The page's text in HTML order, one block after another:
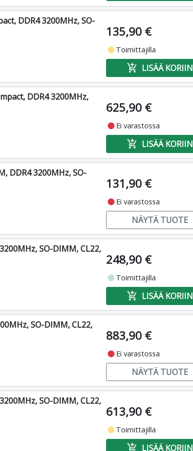
DDR4 3200MHz, SO-
135,90 €
fiber_manual_record Toimittajilla
add_shopping_cart LISÄÄ KORIIN
DDR4 3200MHz,
625,90 €
fiber_manual_record Ei varastossa
add_shopping_cart LISÄÄ KORIIN
DDR4 3200MHz, SO-
131,90 €
fiber_manual_record Ei varastossa
NÄYTÄ TUOTE
SO-DIMM, CL22,
248,90 €
fiber_manual_record Toimittajilla
add_shopping_cart LISÄÄ KORIIN
SO-DIMM, CL22,
883,90 €
fiber_manual_record Ei varastossa
NÄYTÄ TUOTE
SO-DIMM, CL22,
613,90 €
fiber_manual_record Toimittajilla
add_shopping_cart LISÄÄ KORIIN